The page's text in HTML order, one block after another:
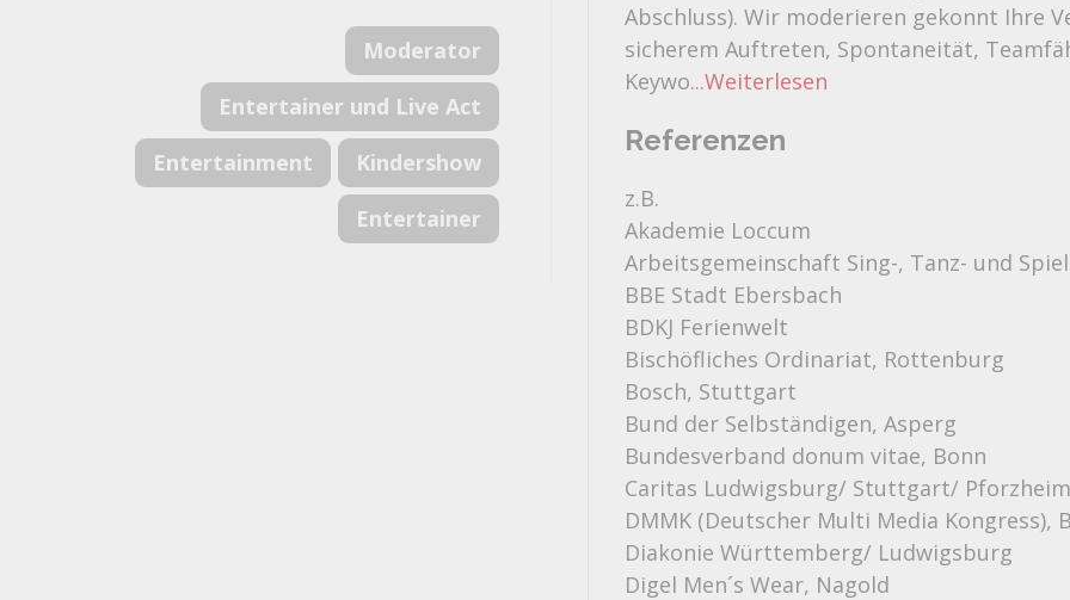
Moderator
Entertainer und Live Act
Entertainment
Kindershow
Entertainer
Abschluss). Wir moderieren gekonnt Ihre
sicherem Auftreten, Spontaneität,
Keywo...Weiterlesen
Referenzen
z.B.
Akademie Loccum
Arbeitsgemeinschaft Sing-, Tanz- und
BBE Stadt Ebersbach
BDKJ Ferienwelt
Bischöfliches Ordinariat, Rottenburg
Bosch, Stuttgart
Bund der Selbständigen, Asperg
Bundesverband donum vitae, Bonn
Caritas Ludwigsburg/ Stuttgart/ Pforzheim
DMMK (Deutscher Multi Media Kongress),
Diakonie Württemberg/ Ludwigsburg
Digel Men´s Wear, Nagold